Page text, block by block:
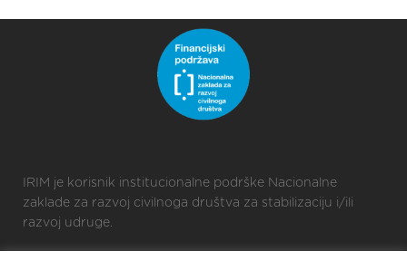
IRIM je korisnik institucionalne podrške Nacionalne
zaklade za razvoj civilnoga društva za stabilizaciju i/ili
razvoj udruge.